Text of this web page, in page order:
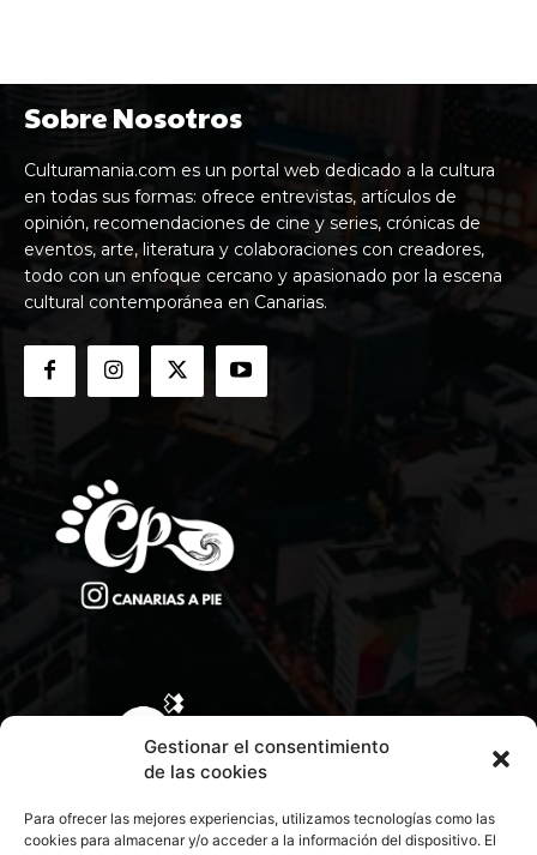
Gestionar el consentimiento
de las cookies
Para ofrecer las mejores experiencias, utilizamos tecnologías como las
cookies para almacenar y/o acceder a la información del dispositivo. El
Sobre Nosotros
Culturamania.com es un portal web dedicado a la cultura
en todas sus formas: ofrece entrevistas, artículos de
opinión, recomendaciones de cine y series, crónicas de
eventos, arte, literatura y colaboraciones con creadores,
todo con un enfoque cercano y apasionado por la escena
cultural contemporánea en Canarias.